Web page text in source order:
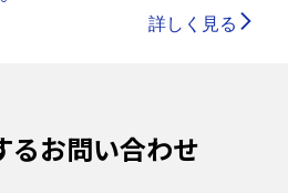
詳しく見る
るお問い合わせ